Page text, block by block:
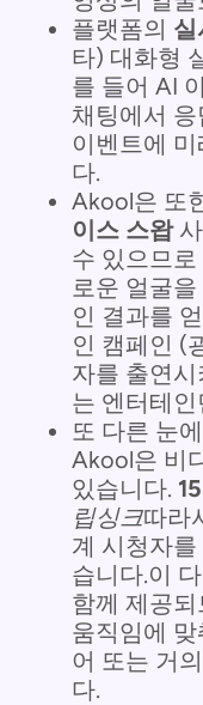
플랫폼의
타) 대화형
를 들어 AI
채팅에서
이벤트에
다.
Akool은 또
이스 스왑사
수 있으므
로운 얼굴
인 결과를
인 캠페인 (
자를 출연
는 엔터테
또 다른 눈
Akool은 비
있습니다.
립싱크따라
계 시청자
습니다.이
함께 제공
움직임에
어 또는 거
다.